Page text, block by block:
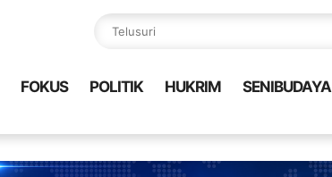
FOKUS POLITIK HUKRIM SENIBUDAYA